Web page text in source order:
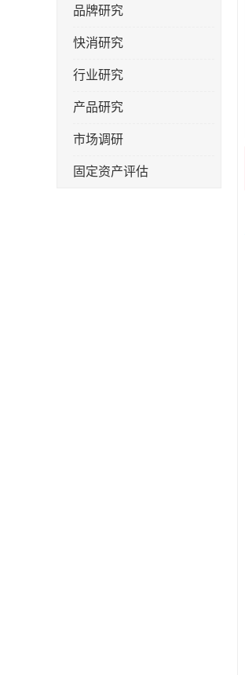
品牌研究
快消研究
行业研究
产品研究
市场调研
固定资产评估